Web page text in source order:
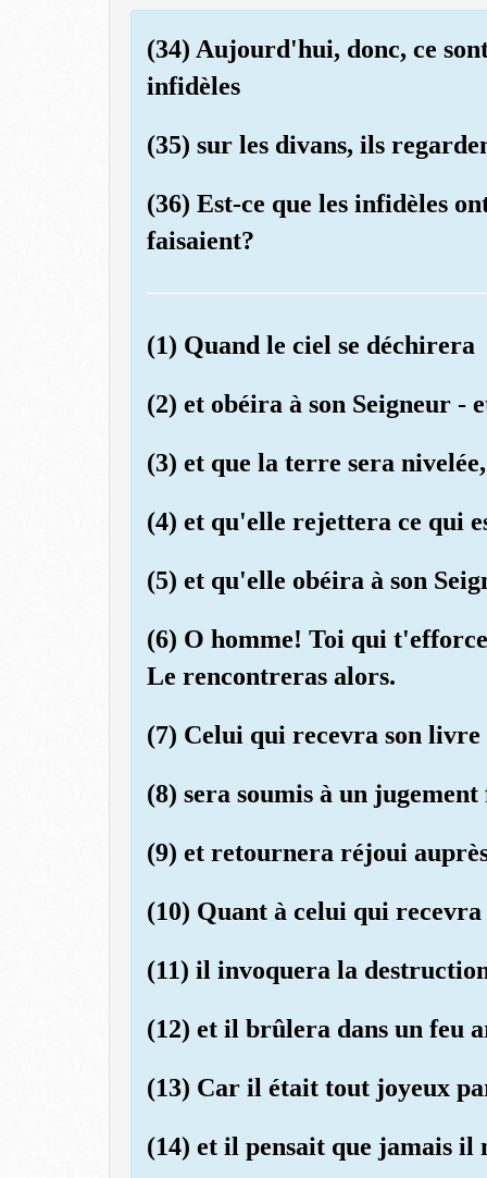
(34) Aujourd'hui, donc, ce
infidèles
(35) sur les divans, ils
(36) Est-ce que les infidèles
faisaient?
(1) Quand le ciel se déchirera
(2) et obéira à son Seigneur
(3) et que la terre sera nivelée,
(4) et qu'elle rejettera ce qui
(5) et qu'elle obéira à son
(6) O homme! Toi qui
Le rencontreras alors.
(7) Celui qui recevra son
(8) sera soumis à un
(9) et retournera réjoui
(10) Quant à celui qui
(11) il invoquera la
(12) et il brûlera dans un feu
(13) Car il était tout joyeux
(14) et il pensait que jamais il